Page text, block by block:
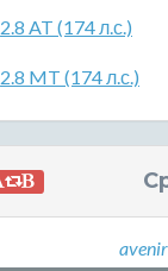
2.8 AT (174 л.с.)
2.8 MT (174 л.с.)